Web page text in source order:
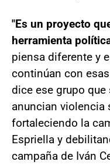
"Es un proyecto
herramienta
piensa diferente y
continúan con
dice ese grupo
anuncian violencia
fortaleciendo la
Espriella y
campaña de Iván